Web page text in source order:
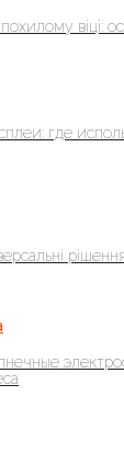
віці:
где
рішення